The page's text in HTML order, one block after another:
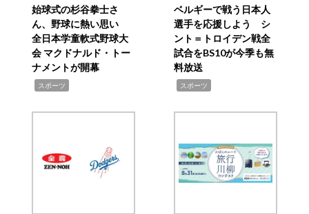
始球式の杉谷拳士さ
ん、野球に熱い思い
全日本学童軟式野球大
会 マクドナルド・トー
ナメントが開幕
スポーツ
ベルギーで戦う日本人
選手を応援しよう シ
ント＝トロイデン戦全
試合をBS10が今季も無
料放送
スポーツ